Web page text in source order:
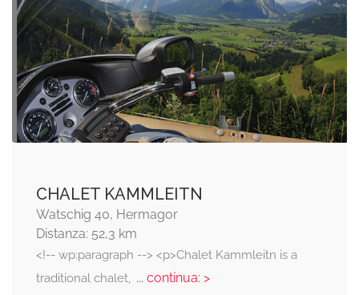
CHALET KAMMLEITN
Watschig 40, Hermagor
Distanza: 52,3 km
<!-- wp:paragraph --> <p>Chalet Kammleitn is a
traditional chalet, ... continua: >